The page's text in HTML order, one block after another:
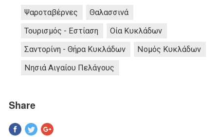
Ψαροταβέρνες
Θαλασσινά
Τουρισμός - Εστίαση
Οία Κυκλάδων
Σαντορίνη - Θήρα Κυκλάδων
Νομός Κυκλάδων
Νησιά Αιγαίου Πελάγους
Share